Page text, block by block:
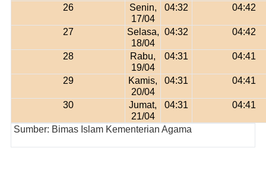
26
Senin,
17/04
04:32 04:42
27
Selasa,
18/04
04:32 04:42
28
Rabu,
19/04
04:31 04:41
29
Kamis,
20/04
04:31 04:41
30
Jumat,
21/04
04:31 04:41
Sumber: Bimas Islam Kementerian Agama